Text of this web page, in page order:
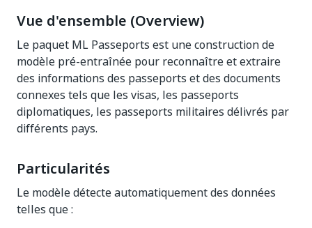
Vue d'ensemble (Overview)
Le paquet ML Passeports est une construction de
modèle pré-entraînée pour reconnaître et extraire
des informations des passeports et des documents
connexes tels que les visas, les passeports
diplomatiques, les passeports militaires délivrés par
différents pays.
Particularités
Le modèle détecte automatiquement des données
telles que :